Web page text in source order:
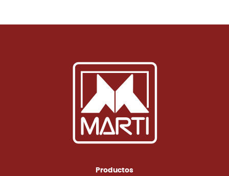
Productos